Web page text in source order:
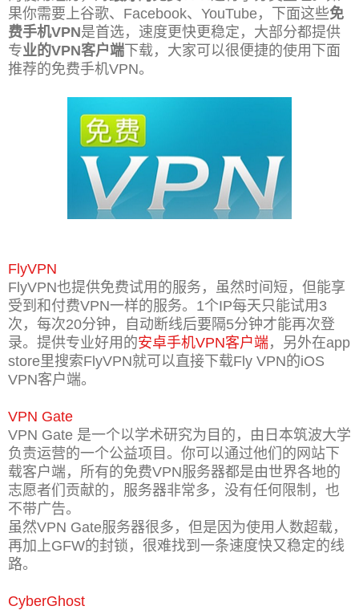
果你需要上谷歌、Facebook、YouTube，下面这些免
费手机VPN是首选，速度更快更稳定，大部分都提供
专业的VPN客户端下载，大家可以很便捷的使用下面
推荐的免费手机VPN。
FlyVPN
FlyVPN也提供免费试用的服务，虽然时间短，但能享
受到和付费VPN一样的服务。1个IP每天只能试用3
次，每次20分钟，自动断线后要隔5分钟才能再次登
录。提供专业好用的安卓手机VPN客户端，另外在app
store里搜索FlyVPN就可以直接下载Fly VPN的iOS
VPN客户端。
VPN Gate
VPN Gate 是一个以学术研究为目的，由日本筑波大学
负责运营的一个公益项目。你可以通过他们的网站下
载客户端，所有的免费VPN服务器都是由世界各地的
志愿者们贡献的，服务器非常多，没有任何限制，也
不带广告。
虽然VPN Gate服务器很多，但是因为使用人数超载，
再加上GFW的封锁，很难找到一条速度快又稳定的线
路。
CyberGhost